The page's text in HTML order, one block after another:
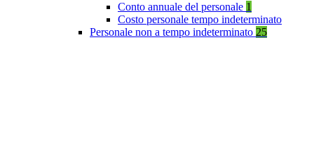
Conto annuale del personale 1
Costo personale tempo indeterminato
Personale non a tempo indeterminato 25